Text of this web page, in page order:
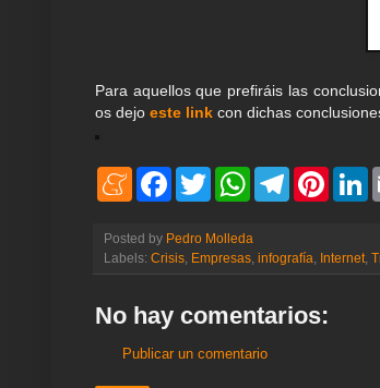
Para aquellos que prefiráis las
os dejo este link con dichas
M
a
m
e
F
b
o
o
T
w
t
e
r
W
s
A
p
T
r
a
P
r
e
L
d
I
Posted by Pedro Molleda
Labels: Crisis Empresas infografía Internet
No hay comentarios:
Publicar un comentario